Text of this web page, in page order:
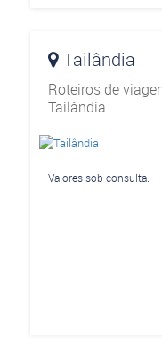
Tailândia
Roteiros de
Tailândia.
Valores sob consulta.